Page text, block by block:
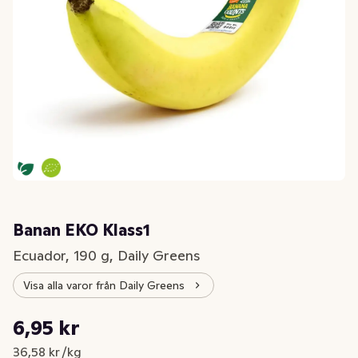
Banan EKO Klass1
Ecuador, 190 g, Daily Greens
Visa alla varor från Daily Greens
Nuvarande pris är: 6,95 kr
6,95 kr
36,58 kr /kg
Styckpris: 36,58 kr /kg